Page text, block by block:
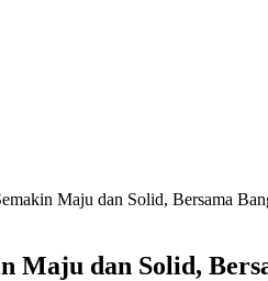
Maju dan Solid, Bersama
Maju dan Solid,